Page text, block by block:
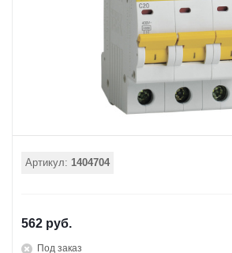
Артикул: 1404704
562 руб.
Под заказ